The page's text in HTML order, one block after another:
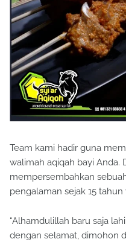
Team kami hadir guna
walimah aqiqah bayi Anda.
mempersembahkan
pengalaman sejak 15 tahun
“Alhamdulillah baru saja
dengan selamat, dimohon